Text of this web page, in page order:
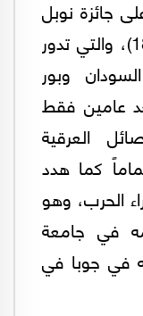
جائزة نوبل
روديارد كيبلينج (نُشرت في1891)، والتي تدور
وبور
أي بعد عامين فقط
العرقية
كما هدد
الحرب، وهو
في جامعة
في جوبا في